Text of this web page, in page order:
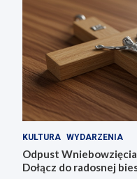
KULTURA WYDARZENIA
Odpust
Dołącz do radosnej